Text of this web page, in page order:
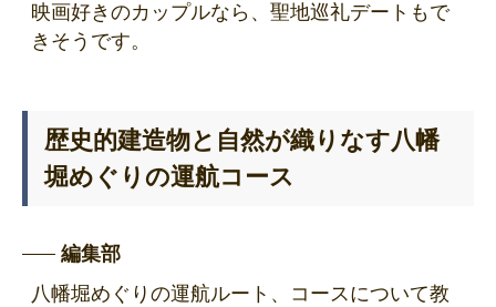
映画好きのカップルなら、聖地巡礼デートもで
きそうです。
歴史的建造物と自然が織りなす八幡
堀めぐりの運航コース
編集部
八幡堀めぐりの運航ルート、コースについて教